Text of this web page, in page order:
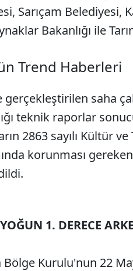
Sarıçam Belediyesi,
Bakanlığı ile
Trend Haberleri
/ 08:43
gerçekleştirilen saha
teknik raporlar
2863 sayılı Kültür
korunması
1. DERECE
Kurulu'nun 22